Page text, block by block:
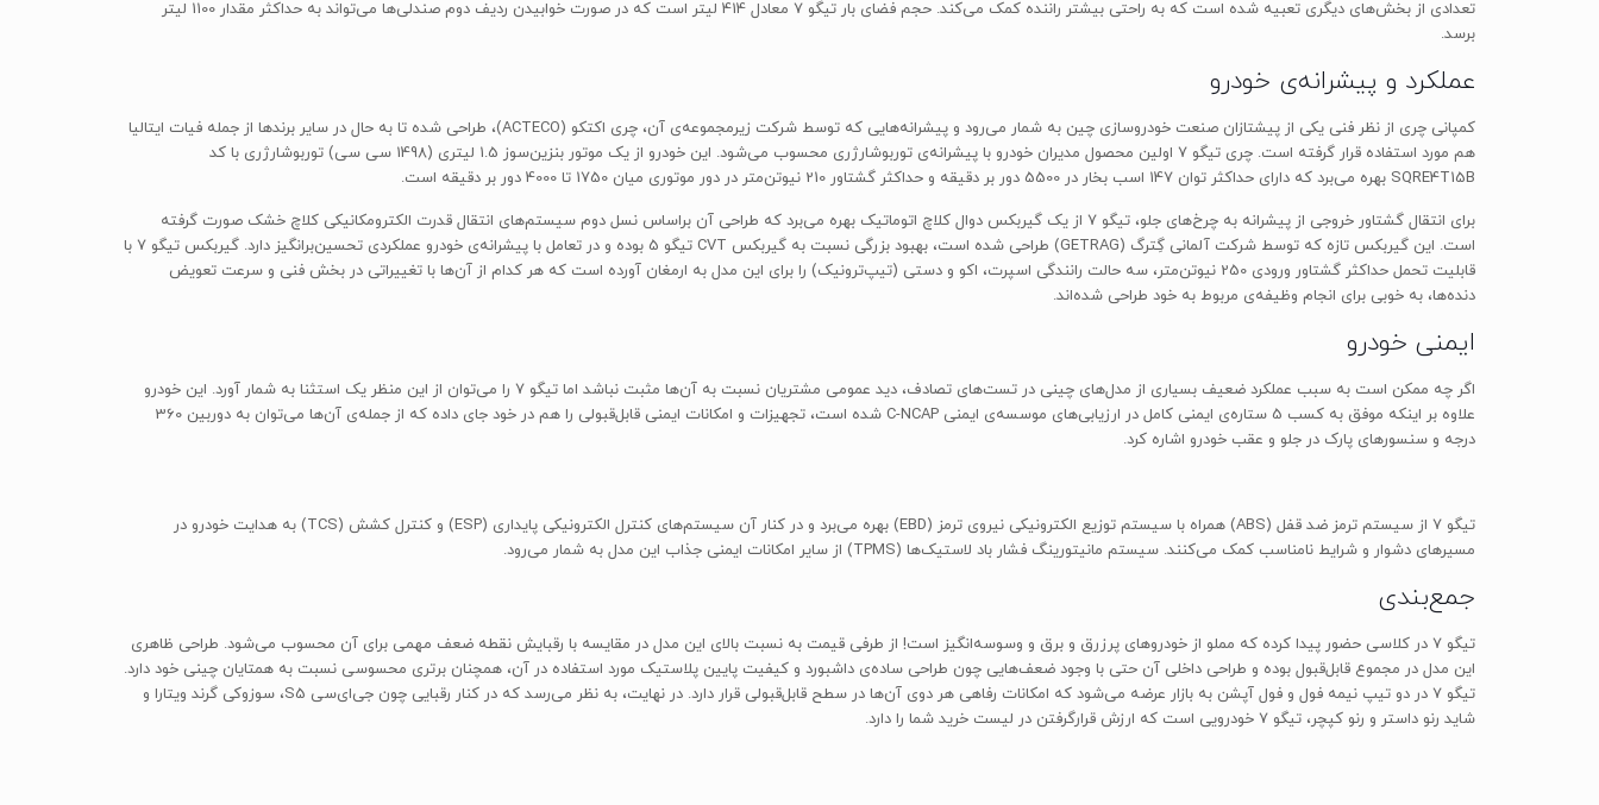
تعدادی از بخش‌های دیگری تعبیه شده است که به راحتی بیشتر راننده کمک می‌کند. حجم فضای بار تیگو 7 معادل 414 لیتر است که در صورت خوابیدن ردیف دوم صندلی‌ها می‌تواند به حداکثر مقدار 1100 لیتر
برسد.
عملکرد و پیشرانه‌ی خودرو
کمپانی چری از نظر فنی یکی از پیشتازان صنعت خودروسازی چین به شمار می‌رود و پیشرانه‌هایی که توسط شرکت زیرمجموعه‌ی آن، چری اکتکو (ACTECO)، طراحی شده تا به حال در سایر برندها از جمله فیات ایتالیا
هم مورد استفاده قرار گرفته است. چری تیگو 7 اولین محصول مدیران خودرو با پیشرانه‌ی توربوشارژری محسوب می‌شود. این خودرو از یک موتور بنزین‌سوز 1.5 لیتری (1498 سی سی) توربوشارژری با کد
SQRE4T15B بهره می‌برد که دارای حداکثر توان 147 اسب بخار در 5500 دور بر دقیقه و حداکثر گشتاور 210 نیوتن‌متر در دور موتوری میان 1750 تا 4000 دور بر دقیقه است.
برای انتقال گشتاور خروجی از پیشرانه به چرخ‌های جلو، تیگو 7 از یک گیربکس دوال کلاچ اتوماتیک بهره می‌برد که طراحی آن براساس نسل دوم سیستم‌های انتقال قدرت الکترومکانیکی کلاچ خشک صورت گرفته
است. این گیربکس تازه که توسط شرکت آلمانی گِترگ (GETRAG) طراحی شده است، بهبود بزرگی نسبت به گیربکس CVT تیگو 5 بوده و در تعامل با پیشرانه‌ی خودرو عملکردی تحسین‌برانگیز دارد. گیربکس تیگو 7 با
قابلیت تحمل حداکثر گشتاور ورودی 250 نیوتن‌متر، سه حالت رانندگی اسپرت، اکو و دستی (تیپ‌ترونیک) را برای این مدل به ارمغان آورده است که هر کدام از آن‌ها با تغییراتی در بخش فنی و سرعت تعویض
دنده‌ها، به خوبی برای انجام وظیفه‌ی مربوط به خود طراحی شده‌اند.
ایمنی خودرو
اگر چه ممکن است به سبب عملکرد ضعیف بسیاری از مدل‌های چینی در تست‌های تصادف، دید عمومی مشتریان نسبت به آن‌ها مثبت نباشد اما تیگو 7 را می‌توان از این منظر یک استثنا به شمار آورد. این خودرو
علاوه بر اینکه موفق به کسب 5 ستاره‌ی ایمنی کامل در ارزیابی‌های موسسه‌ی ایمنی C-NCAP شده است، تجهیزات و امکانات ایمنی قابل‌قبولی را هم در خود جای داده که از جمله‌ی آن‌ها می‌توان به دوربین 360
درجه و سنسورهای پارک در جلو و عقب خودرو اشاره کرد.
تیگو 7 از سیستم ترمز ضد قفل (ABS) همراه با سیستم توزیع الکترونیکی نیروی ترمز (EBD) بهره می‌برد و در کنار آن سیستم‌های کنترل الکترونیکی پایداری (ESP) و کنترل کشش (TCS) به هدایت خودرو در
مسیرهای دشوار و شرایط نامناسب کمک می‌کنند. سیستم مانیتورینگ فشار باد لاستیک‌ها (TPMS) از سایر امکانات ایمنی جذاب این مدل به شمار می‌رود.
جمع‌بندی
تیگو 7 در کلاسی حضور پیدا کرده که مملو از خودروهای پرزرق و برق و وسوسه‌انگیز است! از طرفی قیمت به نسبت بالای این مدل در مقایسه با رقبایش نقطه ضعف مهمی برای آن محسوب می‌شود. طراحی ظاهری
این مدل در مجموع قابل‌قبول بوده و طراحی داخلی آن حتی با وجود ضعف‌هایی چون طراحی ساده‌ی داشبورد و کیفیت پایین پلاستیک مورد استفاده در آن، همچنان برتری محسوسی نسبت به همتایان چینی خود دارد.
تیگو 7 در دو تیپ نیمه فول و فول آپشن به بازار عرضه می‌شود که امکانات رفاهی هر دوی آن‌ها در سطح قابل‌قبولی قرار دارد. در نهایت، به نظر می‌رسد که در کنار رقبایی چون جی‌ای‌سی S5، سوزوکی گرند ویتارا و
شاید رنو داستر و رنو کپچر، تیگو 7 خودرویی است که ارزش قرارگرفتن در لیست خرید شما را دارد.